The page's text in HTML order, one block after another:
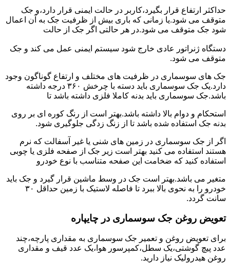
حداکثر ارتفاع قرار بگیرد،کاربر در حالت ایمنی قرار دارد،و جک
متوقف می شود.یا زمانی که باری بیش از ظرفیت جک به آن اعمال
شود جک متوقف می شود.در هر حالتی اگر جک از حالت
دستگاه ژنراتور عادی خارج شود سیستم ایمنی عمل می کند و جک
متوقف می شود.
جک های سوسماری در ظرفیت های مختلف و ارتفاع گوناگون وجود
دارد.یک جک سوسماری باید دسته با چرخش ۳۶۰ درجه داشته
باشد.جک سوسماری باید بدنه کاملا فلزی داشته باشد تا
استحکام و دوام بالا داشته باشد.بهتر است از رنگ کوره ای بر روی
بدنه جک استفاده شده باشد تا از زنگ زدگی جلوگیری شود.
اگر از جک سوسماری در زمین های شنی یا غیر آسفالت که نرم
هستند استفاده می کنید بهتر است زیر جک از صفحه فلزی یا چوبی
استفاده کنید که ضخامت این صفحه متناسب با نوع خودرو
متغیر می باشد.بهتر است جک در وسط ماشین قرار گیرد و جک باید
خودرو را به نحوی بالا ببرد تا فاصله لاستیک با زمین حداقل ۳۰
سانت گردد.
تعویض روغن جک سوسماری در چایپاره
برای تعویض روغن و تعمیر جک سوسماری به مقداری پارچه،چند
عدد پیچ گوشتی،یک سطل،کمپرسور هوا،یک عدد قیف و مقداری
روغن هیدرولیک نیاز دارید.